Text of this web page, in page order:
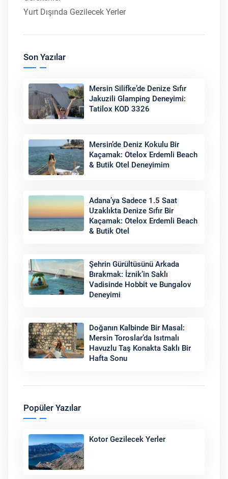
Yurt Dışında Gezilecek Yerler
Son Yazılar
Mersin Silifke’de Denize Sıfır
Jakuzili Glamping Deneyimi:
Tatilox KOD 3326
Mersin’de Deniz Kokulu Bir
Kaçamak: Otelox Erdemli Beach
& Butik Otel Deneyimim
Adana’ya Sadece 1.5 Saat
Uzaklıkta Denize Sıfır Bir
Kaçamak: Otelox Erdemli Beach
& Butik Otel
Şehrin Gürültüsünü Arkada
Bırakmak: İznik’in Saklı
Vadisinde Hobbit ve Bungalov
Deneyimi
Doğanın Kalbinde Bir Masal:
Mersin Toroslar’da Isıtmalı
Havuzlu Taş Konakta Saklı Bir
Hafta Sonu
Popüler Yazılar
Kotor Gezilecek Yerler